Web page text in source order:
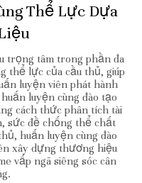
Thể Lực Dựa
trọng tâm trong phần đa
thể lực của cầu thủ, giúp
luyện viên phát hành
luyện cùng đào tạo
cách thức phân tích tài
sức đề chống thể chất
huấn luyện cùng đào
xây dựng thương hiệu
vấp ngã siêng sóc cân